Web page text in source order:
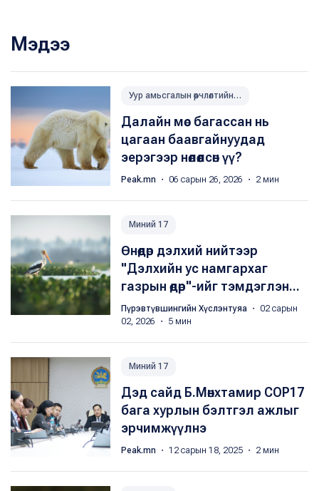
Мэдээ
Уур амьсгалын өөрчлөлтийн үр нөлөөг багасгах
Далайн мөс багассан нь
цагаан баавгайнуудад
эерэгээр нөлөөлсөн үү?
Peak.mn ・ 06 сарын 26, 2026 ・ 2 мин
Миний 17
Өнөөдөр дэлхий нийтээр
"Дэлхийн ус намгархаг
газрын өдөр"-ийг тэмдэглэн...
Пүрэвтүвшингийн Хүслэнтуяа ・ 02 сарын
02, 2026 ・ 5 мин
Миний 17
Дэд сайд Б.Мөнхтамир COP17
бага хурлын бэлтгэл ажлыг
эрчимжүүлнэ
Peak.mn ・ 12 сарын 18, 2025 ・ 2 мин